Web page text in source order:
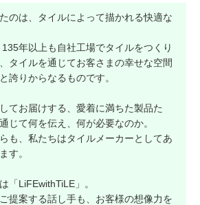
コラム
設計士インタビュー
販売・施工代理店募集
のは、タイルによって描かれる快適な
年以上も自社工場でタイルをつくり
タイルを通じてお客さまの幸せな空間
誇りからなるものです。
てお届けする、愛着に満ちた製品た
じて何を伝え、何が必要なのか。
も、私たちはタイルメーカーとしてあ
す。
「LiFEwithTiLE」。
提案する話し手も、お客様の想像力を